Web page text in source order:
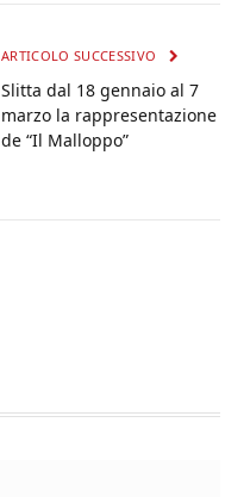
ARTICOLO SUCCESSIVO
Slitta dal 18 gennaio al 7
marzo la rappresentazione
de “Il Malloppo”